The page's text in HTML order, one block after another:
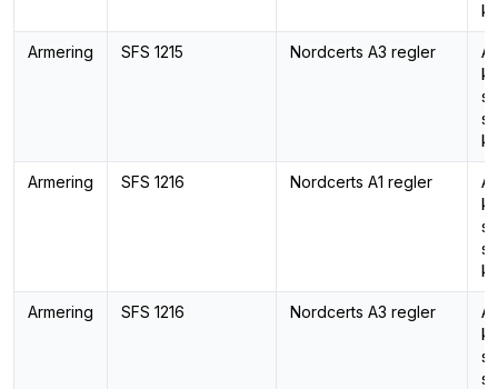
Armering SFS 1215 Nordcerts A3 regler
Armering SFS 1216 Nordcerts A1 regler
Armering SFS 1216 Nordcerts A3 regler